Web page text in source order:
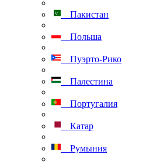
Пакистан
Польша
Пуэрто-Рико
Палестина
Португалия
Катар
Румыния